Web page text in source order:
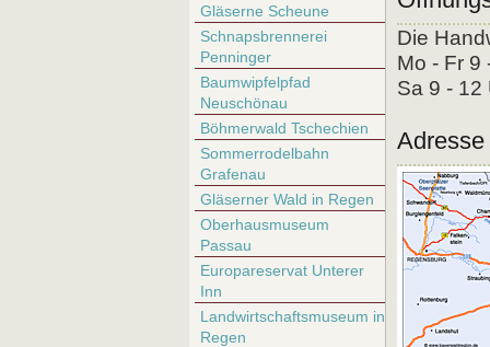
Gläserne Scheune
Schnapsbrennerei
Penninger
Baumwipfelpfad
Neuschönau
Böhmerwald Tschechien
Sommerrodelbahn
Grafenau
Gläserner Wald in Regen
Oberhausmuseum
Passau
Europareservat Unterer
Inn
Landwirtschaftsmuseum in
Regen
Die
Mo - Fr 9
Sa 9 - 12